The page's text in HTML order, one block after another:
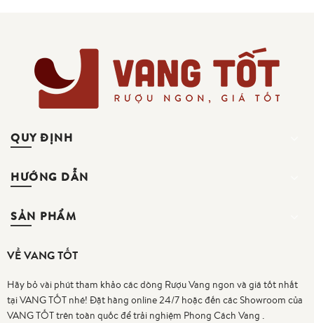
QUY ĐỊNH
HƯỚNG DẪN
SẢN PHẨM
VỀ VANG TỐT
Hãy bỏ vài phút tham khảo các dòng Rượu Vang ngon và giá tốt nhất
tại VANG TỐT nhé! Đặt hàng online 24/7 hoặc đến các Showroom của
VANG TỐT trên toàn quốc để trải nghiệm Phong Cách Vang .